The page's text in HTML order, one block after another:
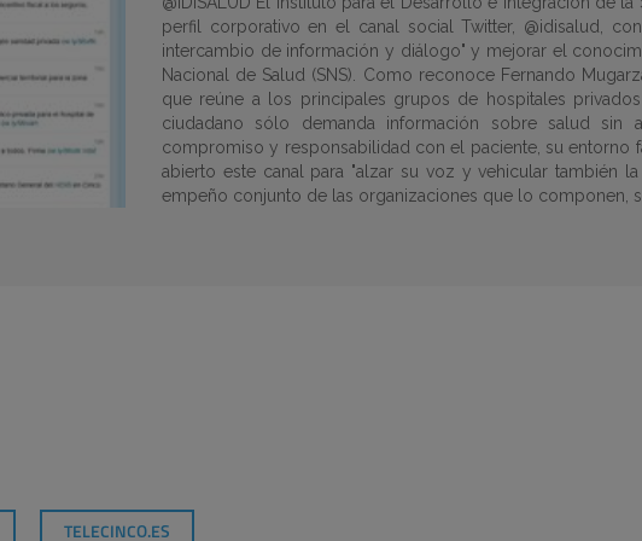
perfil corporativo en el canal social Twitter, @idisalud,
intercambio de información y diálogo" y mejorar el
Nacional de Salud (SNS). Como reconoce Fernando
que reúne a los principales grupos de hospitales
ciudadano sólo demanda información sobre salud
compromiso y responsabilidad con el paciente, su entorno
abierto este canal para "alzar su voz y vehicular también
empeño conjunto de las organizaciones que lo componen,
TELECINCO.ES